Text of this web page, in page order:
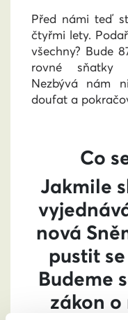
Před námi teď
čtyřmi lety.
všechny? Bude
rovné sňatky
Nezbývá nám
doufat a
Co
Jakmile
nová
pustit
Budeme
zákon